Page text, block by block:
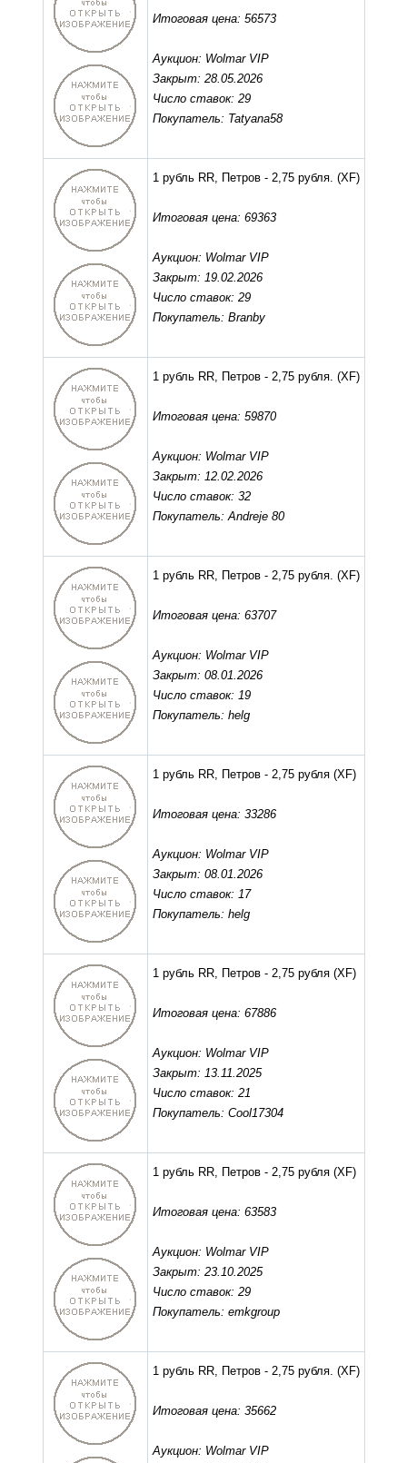
Итоговая цена: 56573
Аукцион: Wolmar VIP
Закрыт: 28.05.2026
Число ставок: 29
Покупатель: Tatyana58
1 рубль RR, Петров - 2,75 рубля. (XF)
Итоговая цена: 69363
Аукцион: Wolmar VIP
Закрыт: 19.02.2026
Число ставок: 29
Покупатель: Branby
1 рубль RR, Петров - 2,75 рубля. (XF)
Итоговая цена: 59870
Аукцион: Wolmar VIP
Закрыт: 12.02.2026
Число ставок: 32
Покупатель: Andreje 80
1 рубль RR, Петров - 2,75 рубля. (XF)
Итоговая цена: 63707
Аукцион: Wolmar VIP
Закрыт: 08.01.2026
Число ставок: 19
Покупатель: helg
1 рубль RR, Петров - 2,75 рубля(XF)
Итоговая цена: 33286
Аукцион: Wolmar VIP
Закрыт: 08.01.2026
Число ставок: 17
Покупатель: helg
1 рубль RR, Петров - 2,75 рубля(XF)
Итоговая цена: 67886
Аукцион: Wolmar VIP
Закрыт: 13.11.2025
Число ставок: 21
Покупатель: Cool17304
1 рубль RR, Петров - 2,75 рубля(XF)
Итоговая цена: 63583
Аукцион: Wolmar VIP
Закрыт: 23.10.2025
Число ставок: 29
Покупатель: emkgroup
1 рубль RR, Петров - 2,75 рубля. (XF)
Итоговая цена: 35662
Аукцион: Wolmar VIP